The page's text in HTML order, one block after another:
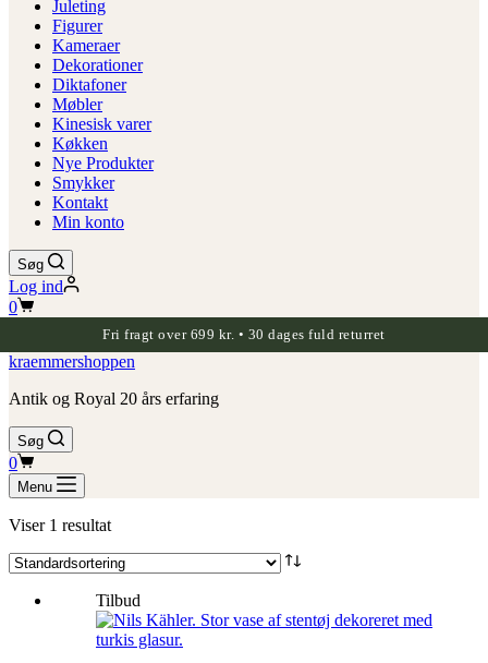
Juleting
Figurer
Kameraer
Dekorationer
Diktafoner
Møbler
Kinesisk varer
Køkken
Nye Produkter
Smykker
Kontakt
Min konto
Søg
Log ind
Indkøbskurv
0
Fri fragt over 699 kr. • 30 dages fuld returret
kraemmershoppen
Antik og Royal 20 års erfaring
Søg
Indkøbskurv
0
Menu
Viser 1 resultat
Tilbud